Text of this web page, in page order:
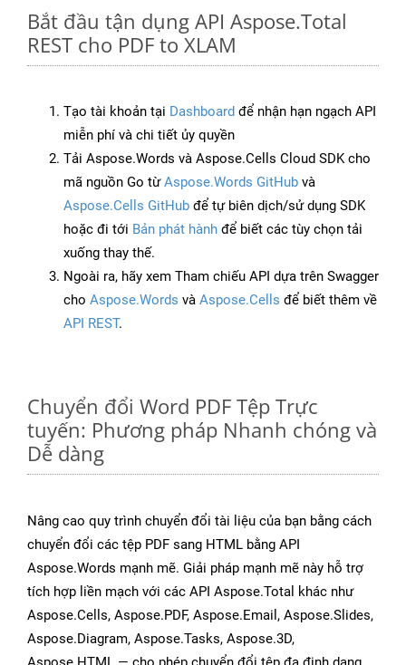
Bắt đầu tận dụng API Aspose.Total
REST cho PDF to XLAM
Tạo tài khoản tại Dashboard để nhận hạn ngạch API
miễn phí và chi tiết ủy quyền
Tải Aspose.Words và Aspose.Cells Cloud SDK cho
mã nguồn Go từAspose.Words GitHub và
Aspose.Cells GitHub để tự biên dịch/sử dụng SDK
hoặc đi tới Bản phát hành để biết các tùy chọn tải
xuống thay thế.
Ngoài ra, hãy xem Tham chiếu API dựa trên Swagger
cho Aspose.Words và Aspose.Cells để biết thêm về
API REST.
Chuyển đổi Word PDF Tệp Trực
tuyến: Phương pháp Nhanh chóng và
Dễ dàng
Nâng cao quy trình chuyển đổi tài liệu của bạn bằng cách
chuyển đổi các tệp PDF sang HTML bằng API
Aspose.Words mạnh mẽ. Giải pháp mạnh mẽ này hỗ trợ
tích hợp liền mạch với các API Aspose.Total khác như
Aspose.Cells, Aspose.PDF, Aspose.Email, Aspose.Slides,
Aspose.Diagram, Aspose.Tasks, Aspose.3D,